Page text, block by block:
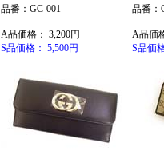
品番：GC-001
A品価格： 3,200円
S品価格： 5,500円
品番：
A品価
S品価